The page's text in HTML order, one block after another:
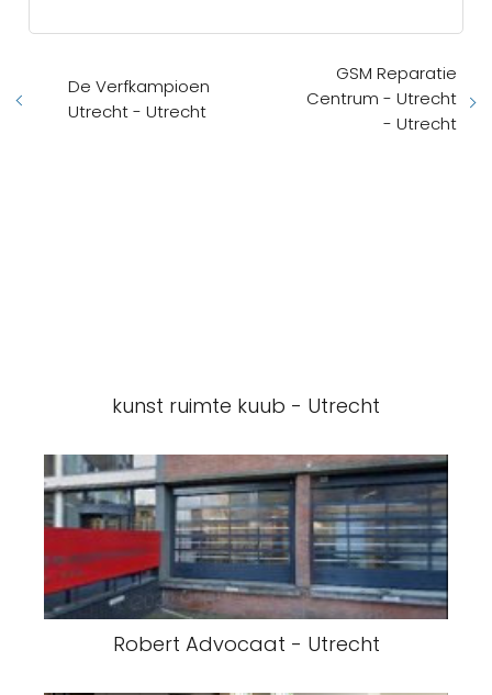
De Verfkampioen
Utrecht - Utrecht
GSM Reparatie
Centrum - Utrecht
- Utrecht
kunst ruimte kuub - Utrecht
Robert Advocaat - Utrecht